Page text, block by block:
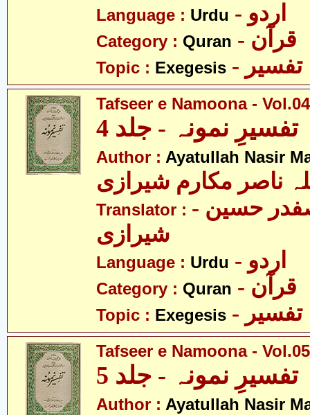
Language : Urdu - اردو
Category : Quran - قرآن
Topic : Exegesis - تفسیر
Tafseer e Namoona - Vol.04
تفسیرِ نمونہ - جلد 4
Author : Ayatullah Nasir
ناصر مکارم شیرازی
Translator : - مولانا سید صفدر حسین
شیرازی
Language : Urdu - اردو
Category : Quran - قرآن
Topic : Exegesis - تفسیر
Tafseer e Namoona - Vol.05
تفسیرِ نمونہ - جلد 5
Author : Ayatullah Nasir